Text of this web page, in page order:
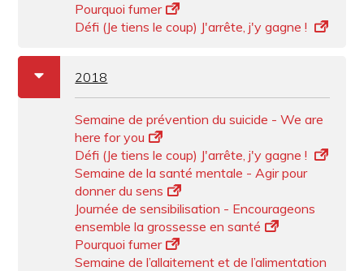
Pourquoi fumer
Défi (Je tiens le coup) J'arrête, j'y gagne !
a
b 2018
Semaine de prévention du suicide - We are
here for you
Défi (Je tiens le coup) J'arrête, j'y gagne !
Semaine de la santé mentale - Agir pour
donner du sens
Journée de sensibilisation - Encourageons
ensemble la grossesse en santé
Pourquoi fumer
Semaine de l’allaitement et de l’alimentation